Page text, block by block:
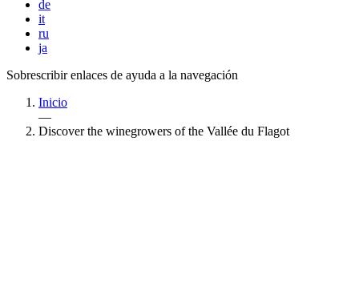
de
it
ru
ja
Sobrescribir enlaces de ayuda a la navegación
Inicio
—
Discover the winegrowers of the Vallée du Flagot